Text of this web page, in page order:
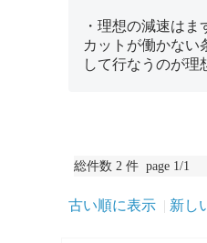
・理想の減速は
カットが働かな
して行なうのが理
総件数 2 件 page 1/1
古い順に表示 新し